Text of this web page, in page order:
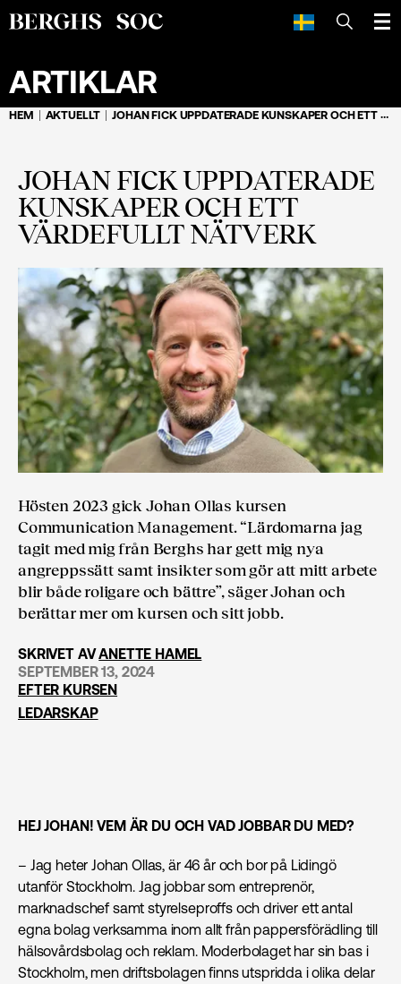
SÖK
ARTIKLAR
HEM AKTUELLT JOHAN FICK UPPDATERADE KUNSKAPER OCH ETT VÄRDEFULLT NÄTVERK
JOHAN FICK UPPDATERADE
KUNSKAPER OCH ETT
VÄRDEFULLT NÄTVERK
Hösten 2023 gick Johan Ollas kursen
Communication Management. “Lärdomarna jag
tagit med mig från Berghs har gett mig nya
angreppssätt samt insikter som gör att mitt arbete
blir både roligare och bättre”, säger Johan och
berättar mer om kursen och sitt jobb.
SKRIVET AVANETTE HAMEL
SEPTEMBER 13, 2024
EFTER KURSEN
LEDARSKAP
HEJ JOHAN! VEM ÄR DU OCH VAD JOBBAR DU MED?
– Jag heter Johan Ollas, är 46 år och bor på Lidingö
utanför Stockholm. Jag jobbar som entreprenör,
marknadschef samt styrelseproffs och driver ett antal
egna bolag verksamma inom allt från pappersförädling till
hälsovårdsbolag och reklam. Moderbolaget har sin bas i
Stockholm, men driftsbolagen finns utspridda i olika delar